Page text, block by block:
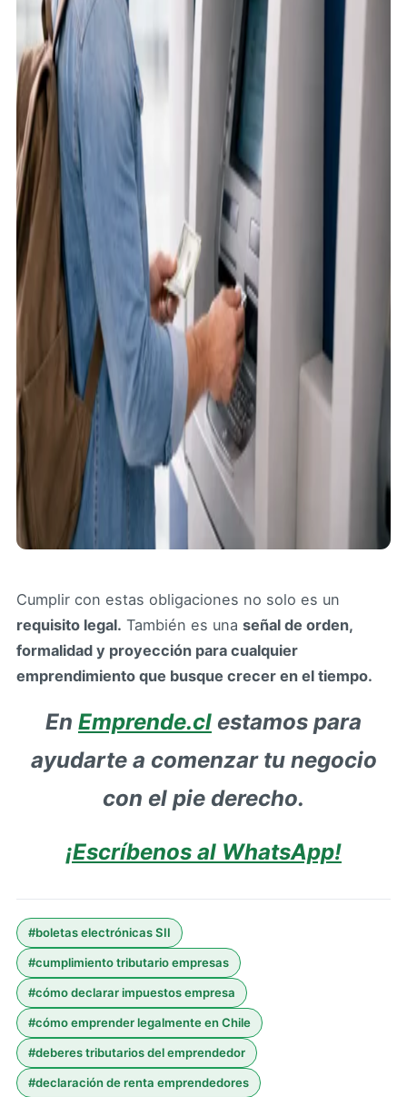
Cumplir con estas obligaciones no solo es un
requisito legal. También es una señal de orden,
formalidad y proyección para cualquier
emprendimiento que busque crecer en el tiempo.
En Emprende.cl estamos para
ayudarte a comenzar tu negocio
con el pie derecho.
¡Escríbenos al WhatsApp!
#boletas electrónicas SII
#cumplimiento tributario empresas
#cómo declarar impuestos empresa
#cómo emprender legalmente en Chile
#deberes tributarios del emprendedor
#declaración de renta emprendedores